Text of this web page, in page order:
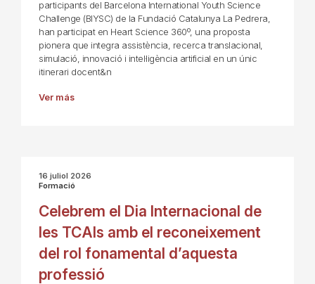
participants del Barcelona International Youth Science
Challenge (BIYSC) de la Fundació Catalunya La Pedrera,
han participat en Heart Science 360º, una proposta
pionera que integra assistència, recerca translacional,
simulació, innovació i intel·ligència artificial en un únic
itinerari docent&n
Ver más
16 juliol 2026
Formació
Celebrem el Dia Internacional de
les TCAIs amb el reconeixement
del rol fonamental d’aquesta
professió